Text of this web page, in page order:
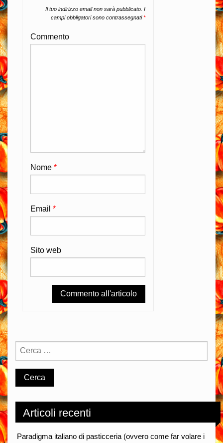
Il tuo indirizzo email non sarà pubblicato. I
campi obbligatori sono contrassegnati*
Commento
Nome *
Email *
Sito web
Articoli recenti
Paradigma italiano di pasticceria (ovvero come far volare i